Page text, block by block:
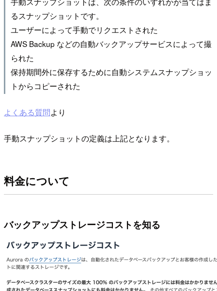
るスナップショットです。
ユーザーによって手動でリクエストされた
AWS Backup などの自動バックアップサービスによって撮
られた
保持期間外に保存するために自動システムスナップショッ
トからコピーされた
よくある質問より
手動スナップショットの定義は上記となります。
料金について
バックアップストレージコストを知る